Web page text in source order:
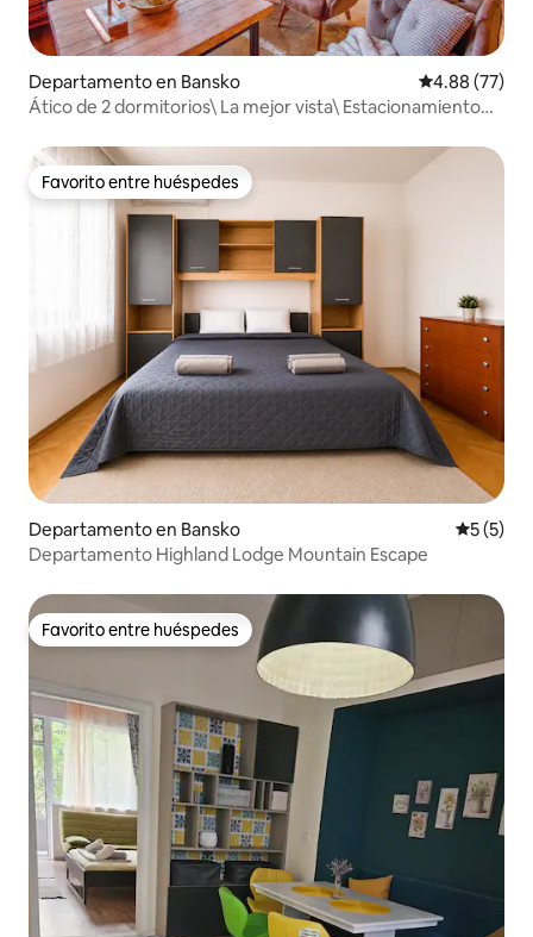
Departamento en Bansko Calificación
4.88 (77)
Ático de 2 dormitorios\ La mejor vista\ Estacionamiento
Favorito entre huéspedes
Favorito entre huéspedes
Departamento en Bansko
5 (5)
Departamento Highland Lodge Mountain Escape
Favorito entre huéspedes
Favorito entre huéspedes